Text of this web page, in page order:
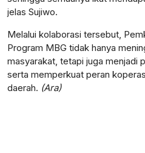
jelas Sujiwo.
Melalui kolaborasi tersebut,
Program MBG tidak hanya
masyarakat, tetapi juga menjadi
serta memperkuat peran
daerah. (Ara)